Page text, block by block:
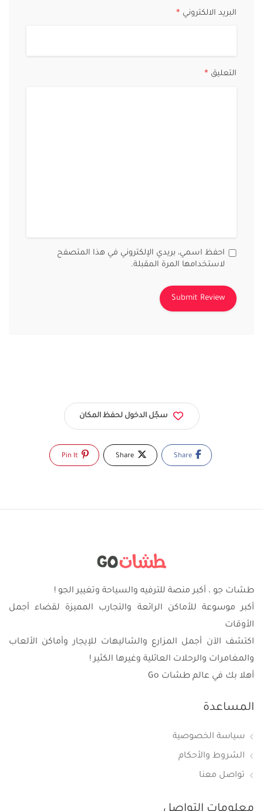
البريد الالكتروني *
التعليق *
احفظ اسمي، بريدي الإلكتروني في هذا المتصفح
لاستخدامها المرة المقبلة.
سجّل الدخول لحفظ المكان
طشات جو ، أكبر منصة للترفيه والسياحة وتغيير الجو !
أكبر موسوعة للأماكن الرائعة والتجارب المميزة لقضاء أجمل
الأوقات
اكتشف الآن أجمل المزارع والشاليهات للإيجار وأماكن الألعاب
والمغامرات والرحلات العائلية وغيرها الكثير !
أهلا بك في عالم طشات Go
المساعدة
سياسة الخصوصية
الشروط والأحكام
تواصل معنا